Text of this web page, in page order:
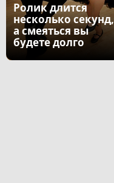
Ролик длится
несколько секунд,
а смеяться вы
будете долго